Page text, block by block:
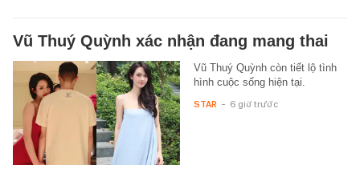
Vũ Thuý Quỳnh xác nhận đang mang thai
Vũ Thuý Quỳnh còn tiết lộ tình
hình cuộc sống hiện tại.
STAR - 6 giờ trước